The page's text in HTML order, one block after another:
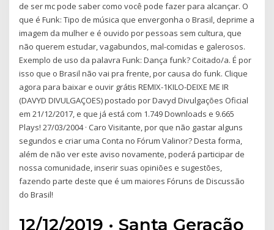
de ser mc pode saber como você pode fazer para alcançar. O
que é Funk: Tipo de música que envergonha o Brasil, deprime a
imagem da mulher e é ouvido por pessoas sem cultura, que
não querem estudar, vagabundos, mal-comidas e galerosos.
Exemplo de uso da palavra Funk: Dança funk? Coitado/a. É por
isso que o Brasil não vai pra frente, por causa do funk. Clique
agora para baixar e ouvir grátis REMIX-1KILO-DEIXE ME IR
(DAVYD DIVULGAÇOES) postado por Davyd Divulgações Oficial
em 21/12/2017, e que já está com 1.749 Downloads e 9.665
Plays! 27/03/2004 · Caro Visitante, por que não gastar alguns
segundos e criar uma Conta no Fórum Valinor? Desta forma,
além de não ver este aviso novamente, poderá participar de
nossa comunidade, inserir suas opiniões e sugestões,
fazendo parte deste que é um maiores Fóruns de Discussão
do Brasil!
12/12/2019 · Santa Geração